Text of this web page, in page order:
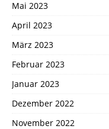
Mai 2023
April 2023
März 2023
Februar 2023
Januar 2023
Dezember 2022
November 2022